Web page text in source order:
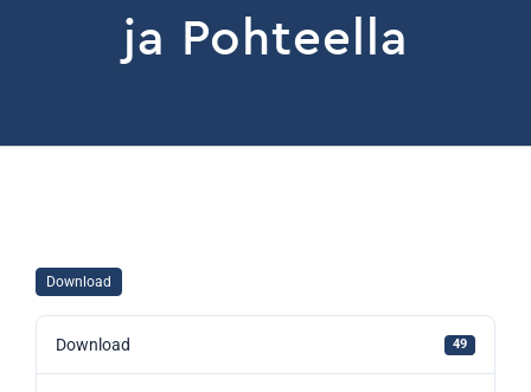
ja Pohteella
Download
Download 49